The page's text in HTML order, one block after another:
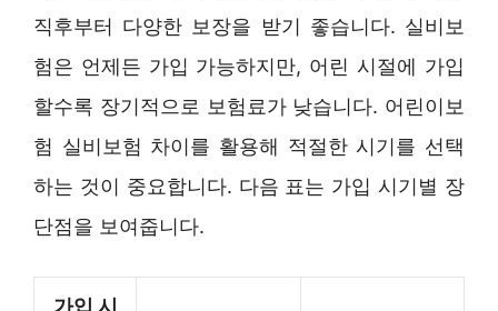
직후부터 다양한 보장을 받기 좋습니다. 실비보
험은 언제든 가입 가능하지만, 어린 시절에 가입
할수록 장기적으로 보험료가 낮습니다. 어린이보
험 실비보험 차이를 활용해 적절한 시기를 선택
하는 것이 중요합니다. 다음 표는 가입 시기별 장
단점을 보여줍니다.
가입 시